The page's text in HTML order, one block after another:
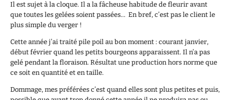
Il est sujet à la cloque. Il a la fâcheuse habitude de fleurir avant
que toutes les gelées soient passées… En bref, c’est pas le client le
plus simple du verger !
Cette année j’ai traité pile poil au bon moment : courant janvier,
début février quand les petits bourgeons apparaissent. Il n’a pas
gelé pendant la floraison. Résultat une production hors norme que
ce soit en quantité et en taille.
Dommage, mes préférées c’est quand elles sont plus petites et puis,